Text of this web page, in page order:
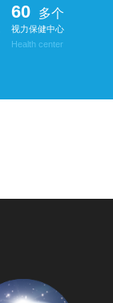
60 多个
视力保健中心
Health center